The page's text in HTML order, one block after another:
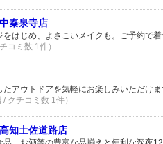
秦泉寺店
をはじめ、よさこいメイクも。ご予約で
コミ数 1件）
たアウトドアを気軽にお楽しみいただけ
/ クチコミ数 1件）
知土佐道路店